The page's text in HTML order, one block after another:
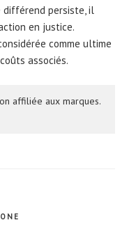
différend persiste, il
en justice.
comme ultime
associés.
affiliée aux marques.